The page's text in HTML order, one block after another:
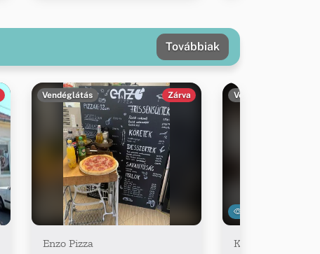
Továbbiak
Vendéglátás Zárva
Enzo Pizza
Vendéglátás
Koppány Söröző